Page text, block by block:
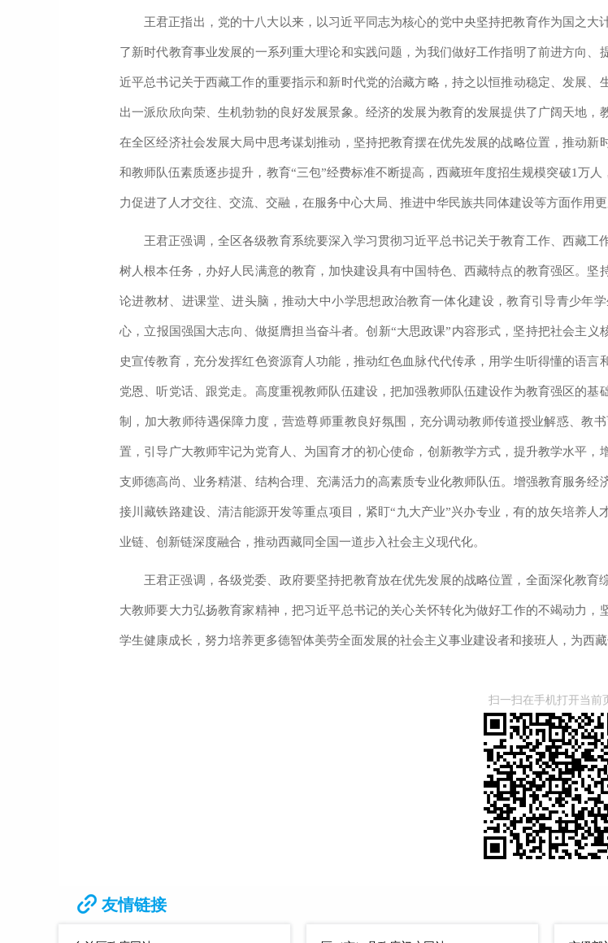
王君正指出，党的十八大以来，以习近平同志为核心的党中央坚持把教育作为国之
了新时代教育事业发展的一系列重大理论和实践问题，为我们做好工作指明了前进方向
近平总书记关于西藏工作的重要指示和新时代党的治藏方略，持之以恒推动稳定、发展
出一派欣欣向荣、生机勃勃的良好发展景象。经济的发展为教育的发展提供了广阔天地
在全区经济社会发展大局中思考谋划推动，坚持把教育摆在优先发展的战略位置，推动
和教师队伍素质逐步提升，教育“三包”经费标准不断提高，西藏班年度招生规模突破1万
力促进了人才交往、交流、交融，在服务中心大局、推进中华民族共同体建设等方面作用
王君正强调，全区各级教育系统要深入学习贯彻习近平总书记关于教育工作、西藏
树人根本任务，办好人民满意的教育，加快建设具有中国特色、西藏特点的教育强区。
论进教材、进课堂、进头脑，推动大中小学思想政治教育一体化建设，教育引导青少年
心，立报国强国大志向、做挺膺担当奋斗者。创新“大思政课”内容形式，坚持把社会主
史宣传教育，充分发挥红色资源育人功能，推动红色血脉代代传承，用学生听得懂的语
党恩、听党话、跟党走。高度重视教师队伍建设，把加强教师队伍建设作为教育强区的
制，加大教师待遇保障力度，营造尊师重教良好氛围，充分调动教师传道授业解惑、教
置，引导广大教师牢记为党育人、为国育才的初心使命，创新教学方式，提升教学水平
支师德高尚、业务精湛、结构合理、充满活力的高素质专业化教师队伍。增强教育服务
接川藏铁路建设、清洁能源开发等重点项目，紧盯“九大产业”兴办专业，有的放矢培养
业链、创新链深度融合，推动西藏同全国一道步入社会主义现代化。
王君正强调，各级党委、政府要坚持把教育放在优先发展的战略位置，全面深化教
大教师要大力弘扬教育家精神，把习近平总书记的关心关怀转化为做好工作的不竭动力
学生健康成长，努力培养更多德智体美劳全面发展的社会主义事业建设者和接班人，为西
扫一扫在手机打开当前
友情链接